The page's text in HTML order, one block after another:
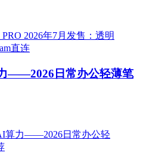
——2026日常办公轻薄笔